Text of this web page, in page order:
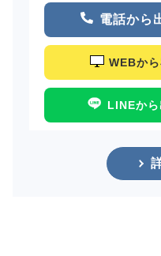
電話から
WEBか
LINEか